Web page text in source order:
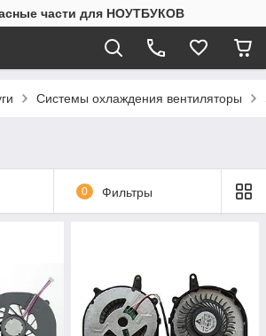
части для НОУТБУКОВ
Системы охлаждения вентиляторы
0 Фильтры